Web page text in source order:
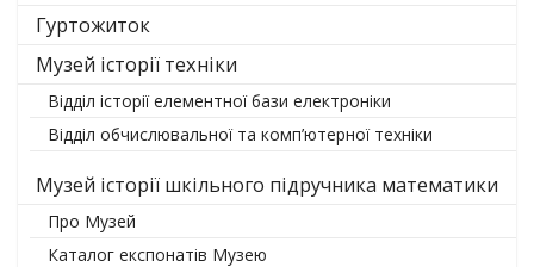
Гуртожиток
Музей історії техніки
Відділ історії елементної бази електроніки
Відділ обчислювальної та комп’ютерної техніки
Музей історії шкільного підручника математики
Про Музей
Каталог експонатів Музею